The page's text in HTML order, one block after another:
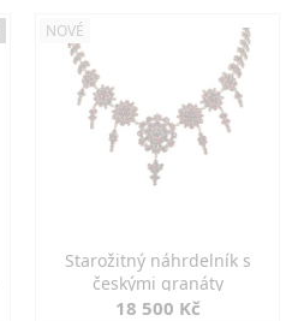
NOVÉ
Starožitný náhrdelník s
českými granáty
18 500 Kč